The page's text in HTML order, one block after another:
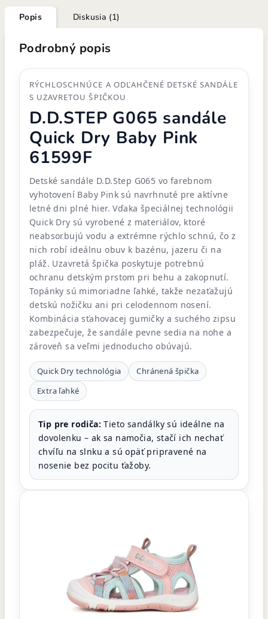
Popis Diskusia (1)
Podrobný popis
RÝCHLOSCHNÚCE A ODĽAHČENÉ DETSKÉ SANDÁLE
S UZAVRETOU ŠPIČKOU
D.D.STEP G065 sandále
Quick Dry Baby Pink
61599F
Detské sandále D.D.Step G065 vo farebnom
vyhotovení Baby Pink sú navrhnuté pre aktívne
letné dni plné hier. Vďaka špeciálnej technológii
Quick Dry sú vyrobené z materiálov, ktoré
neabsorbujú vodu a extrémne rýchlo schnú, čo z
nich robí ideálnu obuv k bazénu, jazeru či na
pláž. Uzavretá špička poskytuje potrebnú
ochranu detským prstom pri behu a zakopnutí.
Topánky sú mimoriadne ľahké, takže nezaťažujú
detskú nožičku ani pri celodennom nosení.
Kombinácia sťahovacej gumičky a suchého zipsu
zabezpečuje, že sandále pevne sedia na nohe a
zároveň sa veľmi jednoducho obúvajú.
Quick Dry technológia
Chránená špička
Extra ľahké
Tip pre rodiča: Tieto sandálky sú ideálne na
dovolenku – ak sa namočia, stačí ich nechať
chvíľu na slnku a sú opäť pripravené na
nosenie bez pocitu ťažoby.